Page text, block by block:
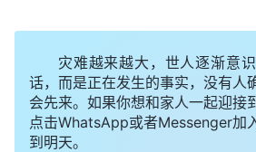
灾难越来越大，世人逐渐意
话，而是正在发生的事实，没有人
会先来。如果你想和家人一起迎接
点击WhatsApp或者Messenger加
到明天。